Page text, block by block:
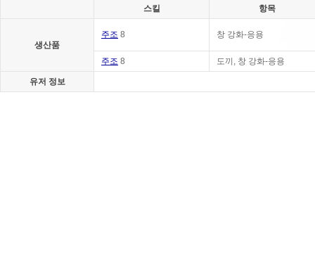
스킬 항목
생산품
주조 8 창 강화-응용
주조 8 도끼, 창 강화-응용
유저 정보